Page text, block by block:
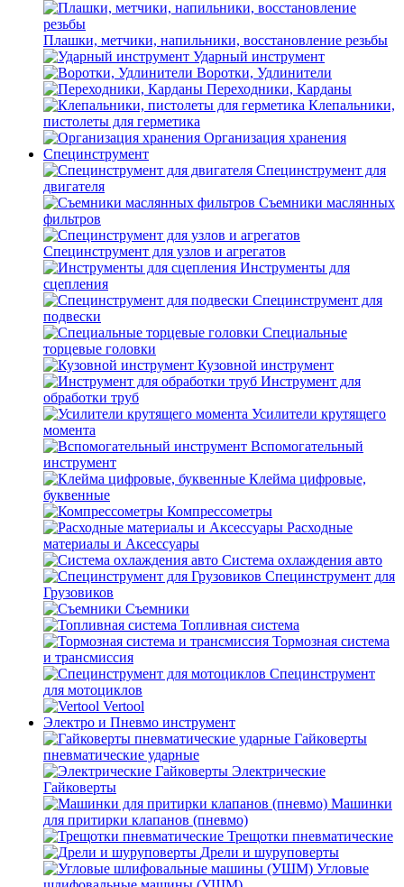
Плашки, метчики, напильники, восстановление резьбы
Ударный инструмент
Воротки, Удлинители
Переходники, Карданы
Клепальники,
пистолеты для герметика
Организация хранения
Специнструмент
Специнструмент для
двигателя
Съемники маслянных
фильтров
Специнструмент для узлов и агрегатов
Инструменты для
сцепления
Специнструмент для
подвески
Специальные
торцевые головки
Кузовной инструмент
Инструмент для
обработки труб
Усилители крутящего
момента
Вспомогательный
инструмент
Клейма цифровые,
буквенные
Компрессометры
Расходные
материалы и Аксессуары
Система охлаждения авто
Специнструмент для
Грузовиков
Съемники
Топливная система
Тормозная система
и трансмиссия
Специнструмент
для мотоциклов
Vertool
Электро и Пневмо инструмент
Гайковерты
пневматические ударные
Электрические
Гайковерты
Машинки
для притирки клапанов (пневмо)
Трещотки пневматические
Дрели и шуруповерты
Угловые